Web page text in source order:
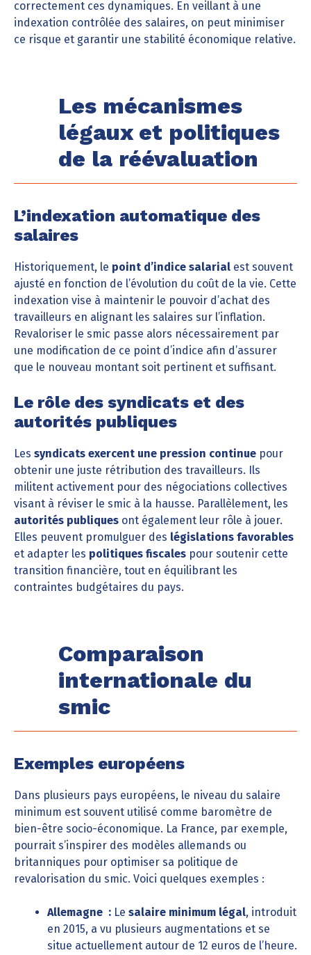
correctement ces dynamiques. En veillant à une
indexation contrôlée des salaires, on peut minimiser
ce risque et garantir une stabilité économique relative.
Les mécanismes
légaux et politiques
de la réévaluation
L’indexation automatique des
salaires
Historiquement, le point d’indice salarial est souvent
ajusté en fonction de l’évolution du coût de la vie. Cette
indexation vise à maintenir le pouvoir d’achat des
travailleurs en alignant les salaires sur l’inflation.
Revaloriser le smic passe alors nécessairement par
une modification de ce point d’indice afin d’assurer
que le nouveau montant soit pertinent et suffisant.
Le rôle des syndicats et des
autorités publiques
Les syndicats exercent une pression continue pour
obtenir une juste rétribution des travailleurs. Ils
militent activement pour des négociations collectives
visant à réviser le smic à la hausse. Parallèlement, les
autorités publiques ont également leur rôle à jouer.
Elles peuvent promulguer des législations favorables
et adapter les politiques fiscales pour soutenir cette
transition financière, tout en équilibrant les
contraintes budgétaires du pays.
Comparaison
internationale du
smic
Exemples européens
Dans plusieurs pays européens, le niveau du salaire
minimum est souvent utilisé comme baromètre de
bien-être socio-économique. La France, par exemple,
pourrait s’inspirer des modèles allemands ou
britanniques pour optimiser sa politique de
revalorisation du smic. Voici quelques exemples :
Allemagne : Le salaire minimum légal, introduit
en 2015, a vu plusieurs augmentations et se
situe actuellement autour de 12 euros de l’heure.